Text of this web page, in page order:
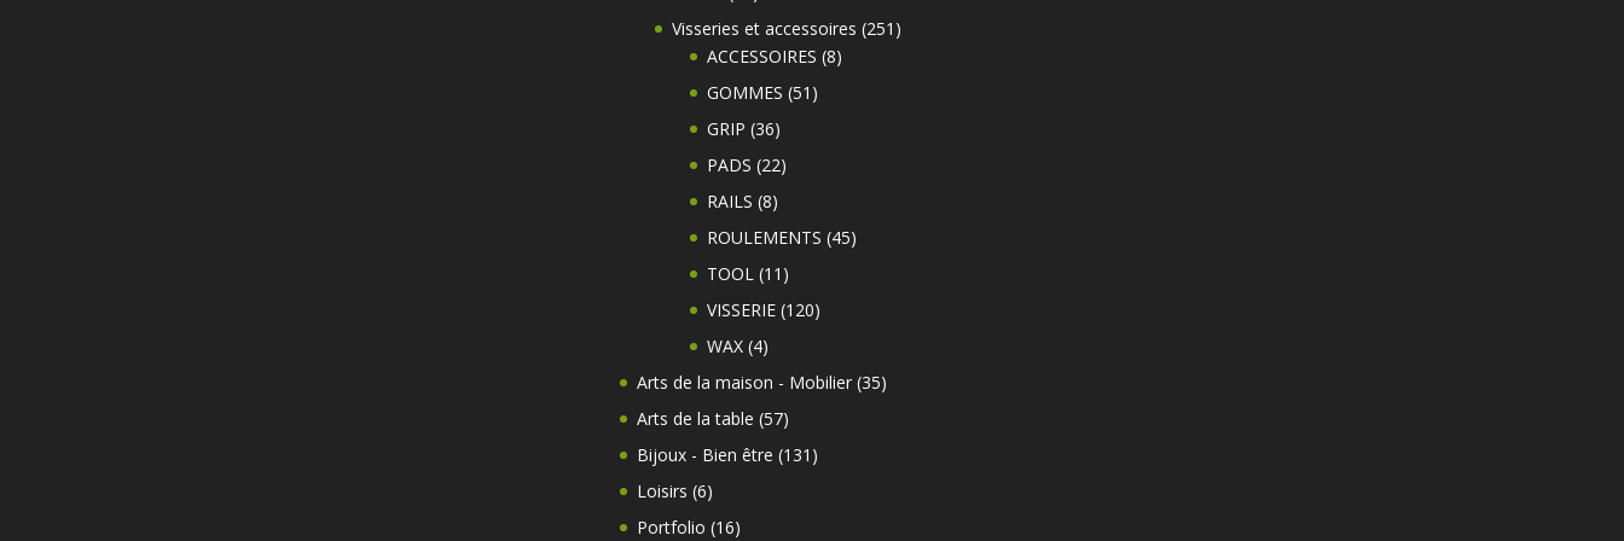
produits
Visseries et accessoires 251 251
ACCESSOIRES 88
GOMMES 51 51
GRIP 3636
produits
PADS 2222
RAILS 88
produits
ROULEMENTS 4545
TOOL 11 11
produits
VISSERIE 120120
WAX 44
produits
Arts de la maison - Mobilier 3535
Arts de la table 5757
produits
Bijoux - Bien être 131 131
Loisirs 66
produits
Portfolio 1616